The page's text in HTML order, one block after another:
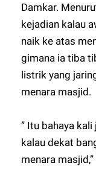
Damkar.
kejadian kalau
naik ke atas
gimana ia tiba
listrik yang
menara masjid.
” Itu bahaya
kalau dekat
menara